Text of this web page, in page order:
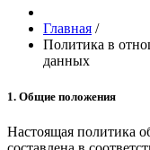
Главная /
Политика в
данных
1. Общие положения
Настоящая политика